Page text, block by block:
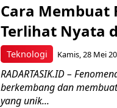
Teknologi
Cara Membuat
Terlihat Nyata
Kamis, 28 Mei
RADARTASIK.ID –
berkembang dan
yang unik...